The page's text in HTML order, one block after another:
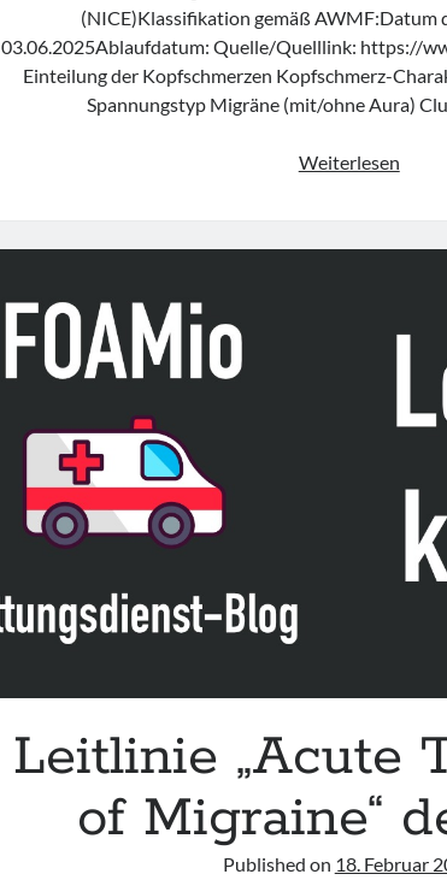
(NICE)Klassifikation gemäß AWMF:Datum
03.06.2025Ablaufdatum: Quelle/Quelllink: https://
Einteilung der Kopfschmerzen Kopfschmerz-
Spannungstyp Migräne (mit/ohne Aura)
Weiterlesen
over
des
Leitlinie „Acute
of Migraine“
Published on 18. Februar